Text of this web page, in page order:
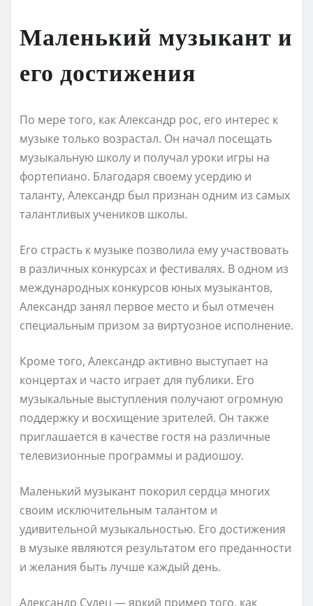
Маленький музыкант и
его достижения
По мере того, как Александр рос, его интерес к
музыке только возрастал. Он начал посещать
музыкальную школу и получал уроки игры на
фортепиано. Благодаря своему усердию и
таланту, Александр был признан одним из самых
талантливых учеников школы.
Его страсть к музыке позволила ему участвовать
в различных конкурсах и фестивалях. В одном из
международных конкурсов юных музыкантов,
Александр занял первое место и был отмечен
специальным призом за виртуозное исполнение.
Кроме того, Александр активно выступает на
концертах и часто играет для публики. Его
музыкальные выступления получают огромную
поддержку и восхищение зрителей. Он также
приглашается в качестве гостя на различные
телевизионные программы и радиошоу.
Маленький музыкант покорил сердца многих
своим исключительным талантом и
удивительной музыкальностью. Его достижения
в музыке являются результатом его преданности
и желания быть лучше каждый день.
Александр Судец — яркий пример того, как